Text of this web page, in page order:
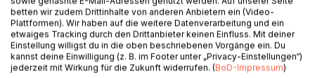
drüber. Robert, der neue Freund, hadert mit seiner
Veranlagung, eine Arbeitskollegin will ihn fertigmachen und
Robert an die Wäsche und sein Mitbewohner trifft gerne
Fettnäpfchen. Die Stadt macht ihn zum
Integrationsbeauftragten für Gay und Transgender. Wer
betten wir zudem Drittinhalte von anderen Anbietern ein (Video-
Plattformen). Wir haben auf die weitere Datenverarbeitung und ein
etwaiges Tracking durch den Drittanbieter keinen Einfluss. Mit deiner
Einstellung willigst du in die oben beschriebenen Vorgänge ein. Du
kannst deine Einwilligung (z. B. im Footer unter „Privacy-Einstellungen“)
jederzeit mit Wirkung für die Zukunft widerrufen. (BoD-Impressum)